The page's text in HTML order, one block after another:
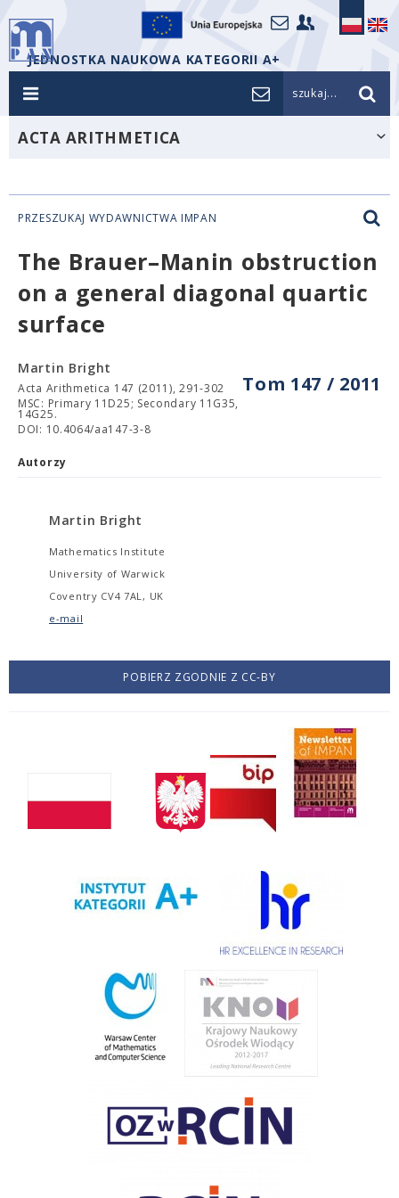
JEDNOSTKA NAUKOWA KATEGORII A+
szukaj...
ACTA ARITHMETICA
PRZESZUKAJ WYDAWNICTWA IMPAN
The Brauer–Manin obstruction
on a general diagonal quartic
surface
Tom 147 / 2011
Martin Bright
Acta Arithmetica 147 (2011), 291-302
MSC: Primary 11D25; Secondary 11G35,
14G25.
DOI: 10.4064/aa147-3-8
Autorzy
Martin Bright
Mathematics Institute
University of Warwick
Coventry CV4 7AL, UK
e-mail
POBIERZ ZGODNIE Z CC-BY